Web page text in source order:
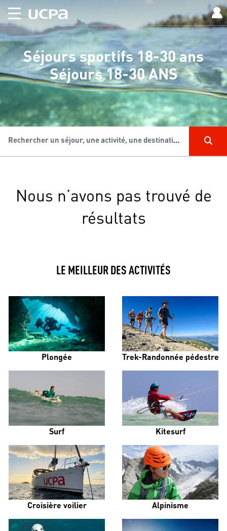
Séjours sportifs 18-30 ans
Séjours 18-30 ANS
Rechercher un séjour, une activité, une destination...
Nous n’avons pas trouvé de
résultats
LE MEILLEUR DES ACTIVITÉS
Plongée Trek-Randonnée pédestre
Surf Kitesurf
Croisière voilier Alpinisme